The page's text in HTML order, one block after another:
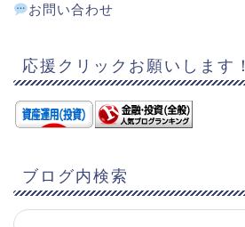
お問い合わせ
応援クリックお願いします！
ブログ内検索